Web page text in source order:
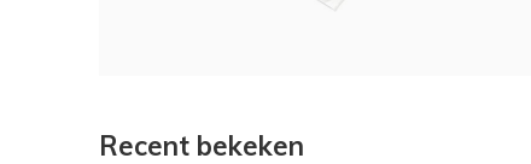
Recent bekeken